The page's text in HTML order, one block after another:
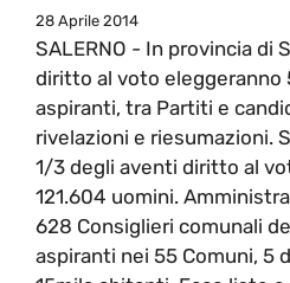
28 Aprile 2014
SALERNO - In provincia di
diritto al voto eleggeranno
aspiranti, tra Partiti e
rivelazioni e riesumazioni.
1/3 degli aventi diritto al
121.604 uomini.
628 Consiglieri comunali
aspiranti nei 55 Comuni, 5